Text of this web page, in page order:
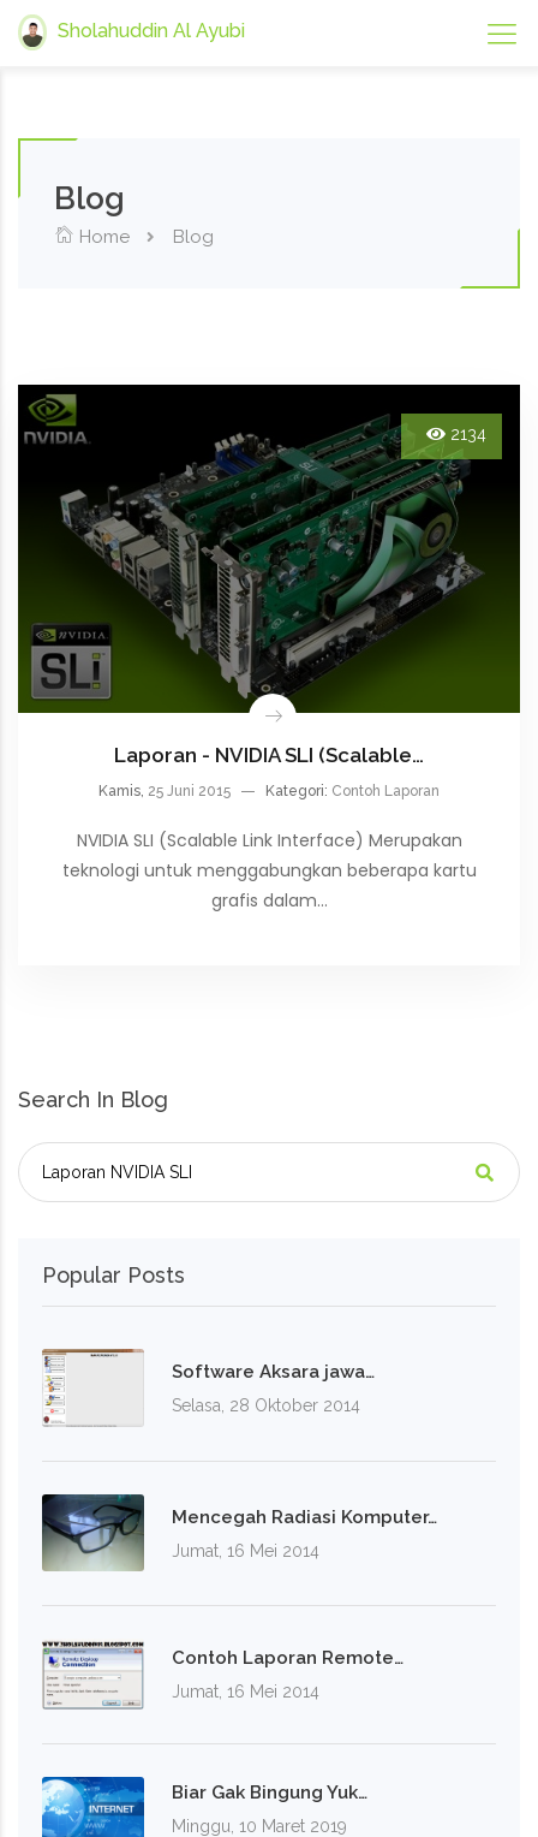
Sholahuddin Al Ayubi
Blog
Home Blog
2134
Laporan - NVIDIA SLI (Scalable…
Kamis, 25 Juni 2015 Kategori: Contoh Laporan
NVIDIA SLI (Scalable Link Interface) Merupakan
teknologi untuk menggabungkan beberapa kartu
grafis dalam…
Search In Blog
Popular Posts
Software Aksara jawa…
Selasa, 28 Oktober 2014
Mencegah Radiasi Komputer…
Jumat, 16 Mei 2014
Contoh Laporan Remote…
Jumat, 16 Mei 2014
Biar Gak Bingung Yuk…
Minggu, 10 Maret 2019